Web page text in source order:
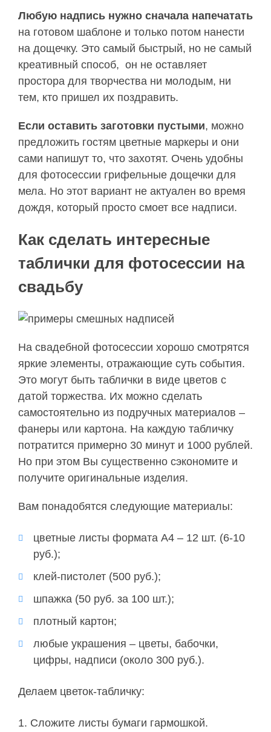
Любую надпись нужно сначала напечатать
на готовом шаблоне и только потом нанести
на дощечку. Это самый быстрый, но не самый
креативный способ, он не оставляет
простора для творчества ни молодым, ни
тем, кто пришел их поздравить.
Если оставить заготовки пустыми, можно
предложить гостям цветные маркеры и они
сами напишут то, что захотят. Очень удобны
для фотосессии грифельные дощечки для
мела. Но этот вариант не актуален во время
дождя, который просто смоет все надписи.
Как сделать интересные
таблички для фотосессии на
свадьбу
На свадебной фотосессии хорошо смотрятся
яркие элементы, отражающие суть события.
Это могут быть таблички в виде цветов с
датой торжества. Их можно сделать
самостоятельно из подручных материалов –
фанеры или картона. На каждую табличку
потратится примерно 30 минут и 1000 рублей.
Но при этом Вы существенно сэкономите и
получите оригинальные изделия.
Вам понадобятся следующие материалы:
цветные листы формата А4 – 12 шт. (6-10
руб.);
клей-пистолет (500 руб.);
шпажка (50 руб. за 100 шт.);
плотный картон;
любые украшения – цветы, бабочки,
цифры, надписи (около 300 руб.).
Делаем цветок-табличку:
Сложите листы бумаги гармошкой.